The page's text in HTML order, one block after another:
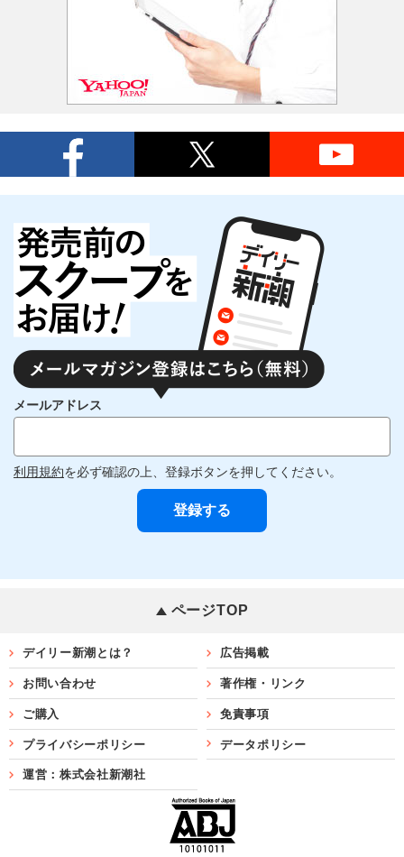
メールアドレス
利用規約を必ず確認の上、登録ボタンを押してください。
ページTOP
デイリー新潮とは？ 広告掲載
お問い合わせ 著作権・リンク
ご購入 免責事項
プライバシーポリシー データポリシー
運営：株式会社新潮社